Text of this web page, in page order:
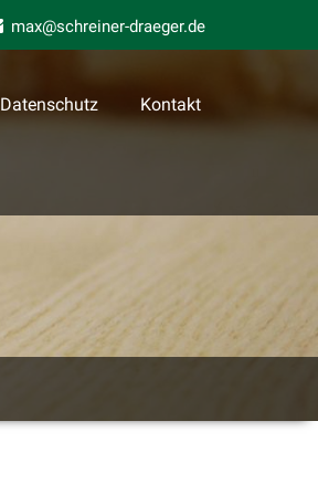
max@schreiner-draeger.de
Datenschutz Kontakt